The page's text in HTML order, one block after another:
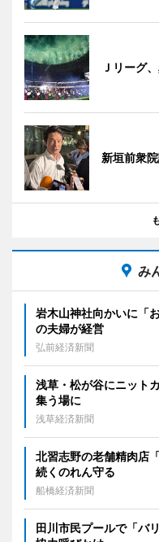
Ｊリーグ
新垣前衆
み
岩木山神社向かいに「
の夫婦が経営
弘前経済新聞
浅草・松が谷にニッ
集う場に
浅草経済新聞
北習志野の老舗精肉店
続くのれん守る
船橋経済新聞
田川市民プールで「バ